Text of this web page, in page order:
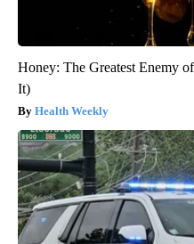
Honey: The Greatest Enemy
It)
Health Weekly